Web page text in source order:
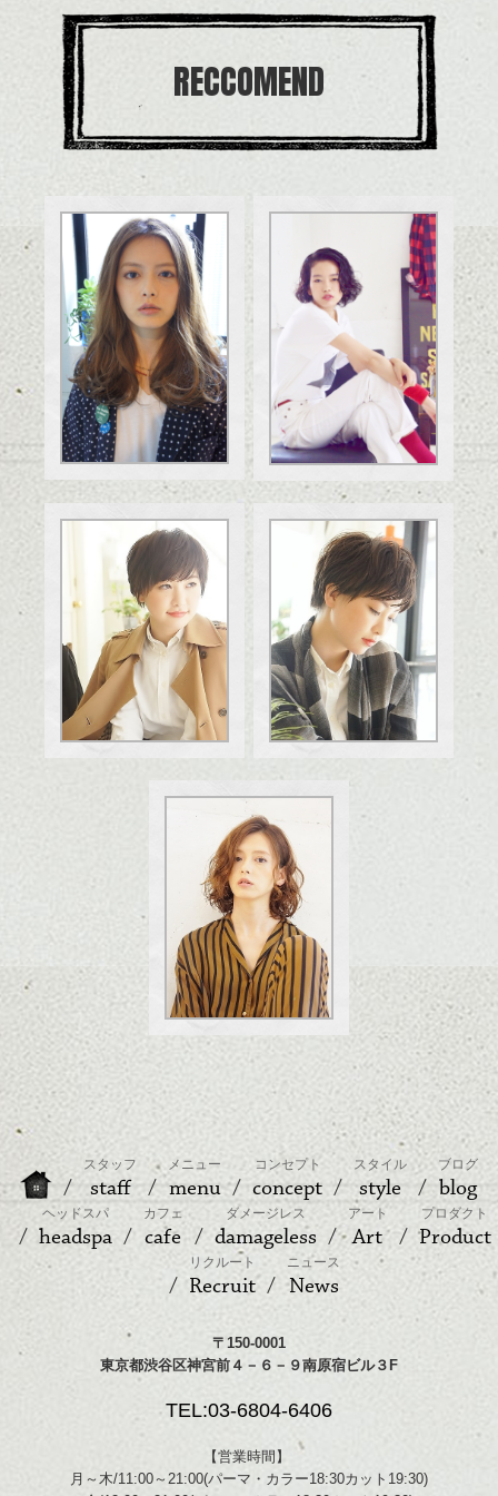
RECCOMEND
スタッフ
staff
メニュー
menu
コンセプト
concept
スタイル
style
ブログ
blog
ヘッドスパ
headspa
カフェ
cafe
ダメージレス
damageless
アート
Art
プロダクト
Product
リクルート
Recruit
ニュース
News
〒150-0001
東京都渋谷区神宮前４－６－９南原宿ビル３F
TEL:03-6804-6406
【営業時間】
月～木/11:00～21:00(パーマ・カラー18:30カット19:30)